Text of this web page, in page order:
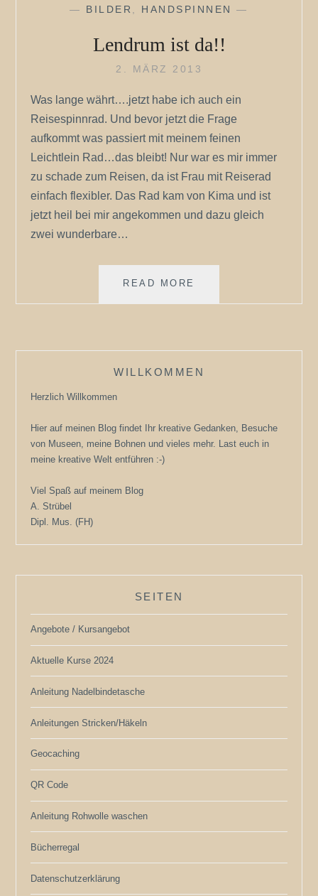
— BILDER HANDSPINNEN —
Lendrum ist da!!
2. MÄRZ 2013
Was lange währt….jetzt habe ich auch ein
Reisespinnrad. Und bevor jetzt die Frage
aufkommt was passiert mit meinem feinen
Leichtlein Rad…das bleibt! Nur war es mir immer
zu schade zum Reisen, da ist Frau mit Reiserad
einfach flexibler. Das Rad kam von Kima und ist
jetzt heil bei mir angekommen und dazu gleich
zwei wunderbare…
READ MORE
WILLKOMMEN
Herzlich Willkommen
Hier auf meinen Blog findet Ihr kreative Gedanken, Besuche
von Museen, meine Bohnen und vieles mehr. Last euch in
meine kreative Welt entführen :-)
Viel Spaß auf meinem Blog
A. Strübel
Dipl. Mus. (FH)
SEITEN
Angebote / Kursangebot
Aktuelle Kurse 2024
Anleitung Nadelbindetasche
Anleitungen Stricken/Häkeln
Geocaching
QR Code
Anleitung Rohwolle waschen
Bücherregal
Datenschutzerklärung